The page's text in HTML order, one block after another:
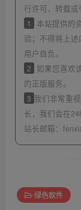
行许可，转载或
1
本站提供的
验；不得将上
用户自负。
2
如果您喜欢
的正版服务。
3 我们非常重
长，我们会在
站长邮箱：
绿色软件